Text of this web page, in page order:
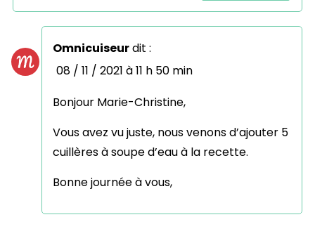
Omnicuiseurdit :
08 / 11 / 2021 à 11 h 50 min
Bonjour Marie-Christine,
Vous avez vu juste, nous venons d’ajouter 5
cuillères à soupe d’eau à la recette.
Bonne journée à vous,